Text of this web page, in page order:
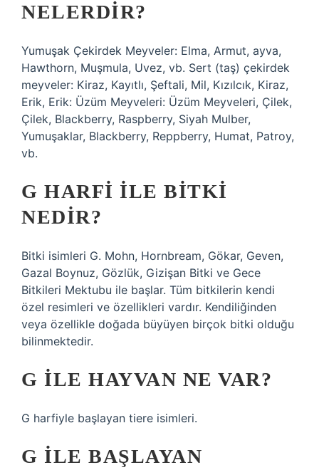
NELERDIR?
Yumuşak Çekirdek Meyveler: Elma, Armut, ayva,
Hawthorn, Muşmula, Uvez, vb. Sert (taş) çekirdek
meyveler: Kiraz, Kayıtlı, Şeftali, Mil, Kızılcık, Kiraz,
Erik, Erik: Üzüm Meyveleri: Üzüm Meyveleri, Çilek,
Çilek, Blackberry, Raspberry, Siyah Mulber,
Yumuşaklar, Blackberry, Reppberry, Humat, Patroy,
vb.
G HARFI ILE BITKI
NEDIR?
Bitki isimleri G. Mohn, Hornbream, Gökar, Geven,
Gazal Boynuz, Gözlük, Gizişan Bitki ve Gece
Bitkileri Mektubu ile başlar. Tüm bitkilerin kendi
özel resimleri ve özellikleri vardır. Kendiliğinden
veya özellikle doğada büyüyen birçok bitki olduğu
bilinmektedir.
G ILE HAYVAN NE VAR?
G harfiyle başlayan tiere isimleri.
G ILE BAŞLAYAN